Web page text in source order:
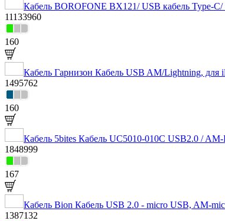
Кабель BOROFONE BX121/ USB кабель Type-
11133960
160
Кабель Гарнизон Кабель USB AM/Lightning,
1495762
160
Кабель 5bites Кабель UC5010-010C USB2.0 /
1848999
167
Кабель Bion Кабель USB 2.0 - micro USB, AM-
1387132